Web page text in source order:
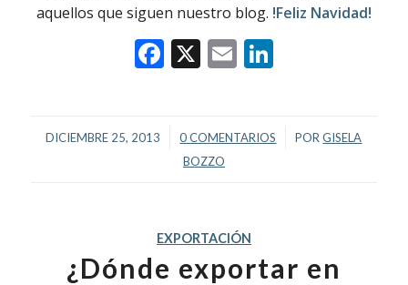
aquellos que siguen nuestro blog. !Feliz Navidad!
Facebook
X EmailLinkedIn
DICIEMBRE 25, 2013
/ 0 COMENTARIOS
/ PORGISELA
BOZZO
EXPORTACIÓN
¿Dónde exportar en